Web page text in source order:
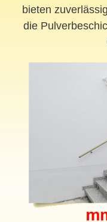
bieten
die